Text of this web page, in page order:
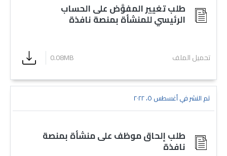
طلب تغيير المفوَّض على الحساب
الرئيسي للمنشأة بمنصة نافذة
تحميل الملف 0.08MB
تم النشر في أغسطس ٥، ٢٠٢٢
طلب إلحاق موظف على منشأة بمنصة
نافذة